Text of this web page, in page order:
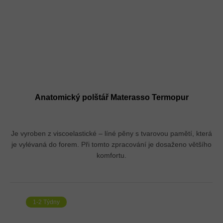
Anatomický polštář Materasso Termopur
Je vyroben z viscoelastické – líné pěny s tvarovou pamětí, která
je vylévaná do forem. Při tomto zpracování je dosaženo většího
komfortu.
1-2 Týdny